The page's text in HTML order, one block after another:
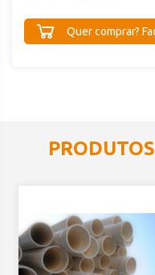
Quer comprar?